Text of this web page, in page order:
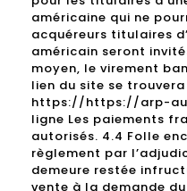
américaine qui ne
acquéreurs titulaires
américain seront
moyen, le virement
lien du site se trouvera
https://https://arp-
ligne Les paiements
autorisés. 4.4 Folle
règlement par
demeure restée
vente à la demande